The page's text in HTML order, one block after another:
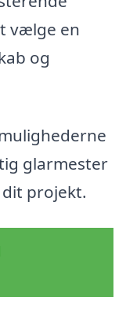
vælge en
og
glarmester
projekt.